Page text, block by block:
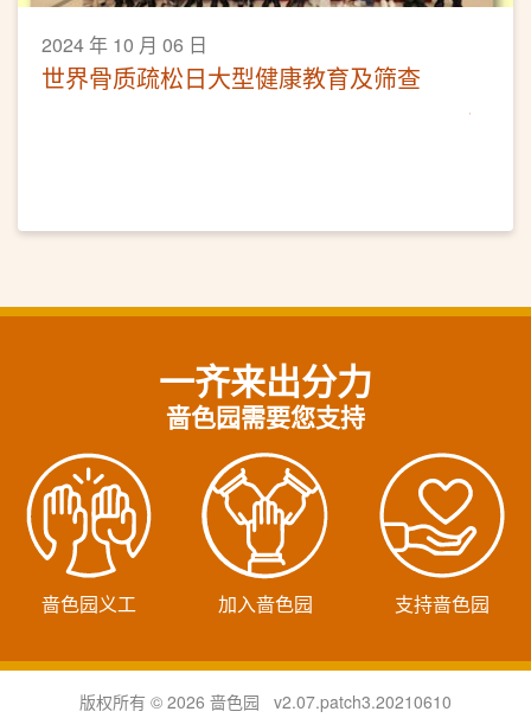
2024 年 10 月 06 日
世界骨质疏松日大型健康教育及筛查
一齐来出分力
啬色园需要您支持
啬色园义工 加入啬色园 支持啬色园
版权所有 © 2026 啬色园 v2.07.patch3.20210610